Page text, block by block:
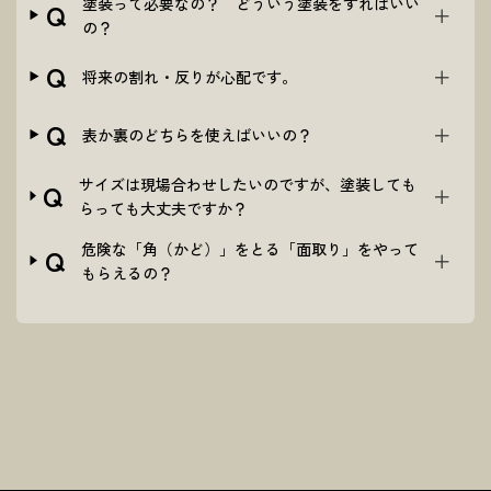
Q
の？
Q 将来の割れ・反りが心配です。
Q 表か裏のどちらを使えばいいの？
Q
サイズは現場合わせしたいのですが、塗装しても
らっても大丈夫ですか？
Q
危険な「角（かど）」をとる「面取り」をやって
もらえるの？